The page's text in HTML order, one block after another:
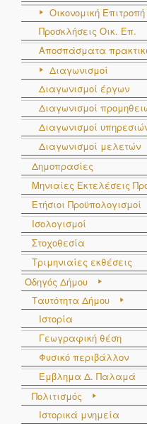
Οικονομική Επιτροπή
Προσκλήσεις Οικ. Επ.
Αποσπάσματα
Διαγωνισμοί
Διαγωνισμοί έργων
Διαγωνισμοί
Διαγωνισμοί
Διαγωνισμοί μελετών
Δημοπρασίες
Μηνιαίες Εκτελέσεις
Ετήσιοι Προϋπολογισμοί
Ισολογισμοί
Στοχοθεσία
Τριμηνιαίες εκθέσεις
Οδηγός Δήμου
Ταυτότητα Δήμου
Ιστορία
Γεωγραφική θέση
Φυσικό περιβάλλον
Έμβλημα Δ. Παλαμά
Πολιτισμός
Ιστορικά μνημεία